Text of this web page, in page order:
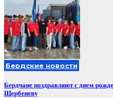
Бердские новости
Бердчане поздравляют с днем
Щербеневу